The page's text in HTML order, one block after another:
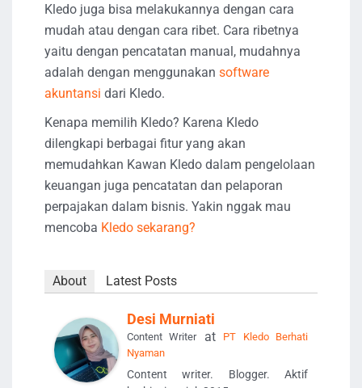
Kledo juga bisa melakukannya dengan cara
mudah atau dengan cara ribet. Cara ribetnya
yaitu dengan pencatatan manual, mudahnya
adalah dengan menggunakan software
akuntansi dari Kledo.
Kenapa memilih Kledo? Karena Kledo
dilengkapi berbagai fitur yang akan
memudahkan Kawan Kledo dalam pengelolaan
keuangan juga pencatatan dan pelaporan
perpajakan dalam bisnis. Yakin nggak mau
mencoba Kledo sekarang?
About Latest Posts
Desi Murniati
Content Writerat
PT Kledo Berhati
Nyaman
Content writer. Blogger. Aktif